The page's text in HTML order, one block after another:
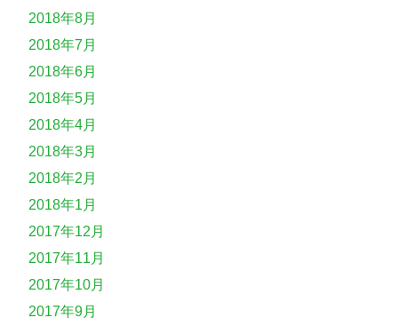
2018年8月
2018年7月
2018年6月
2018年5月
2018年4月
2018年3月
2018年2月
2018年1月
2017年12月
2017年11月
2017年10月
2017年9月